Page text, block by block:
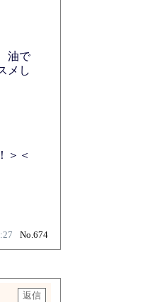
油で
メし
＞＜
No.674